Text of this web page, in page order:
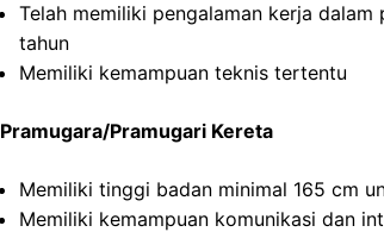
Telah memiliki pengalaman kerja
tahun
Memiliki kemampuan teknis tertentu
Pramugara/Pramugari Kereta
Memiliki tinggi badan minimal 165 cm
Memiliki kemampuan komunikasi dan